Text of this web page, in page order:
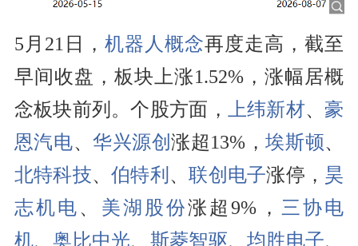
5月21日， 机器人概念再度走高，截至
早间收盘，板块上涨1.52%，涨幅居概
念板块前列。个股方面，
上纬新材、 豪
恩汽电、华兴源创涨超13%，埃斯顿、
北特科技、伯特利 、联创电子涨停， 昊
志机电、 美湖股份涨超9%， 三协电
机、奥比中光、 斯菱智驱、均胜电子、